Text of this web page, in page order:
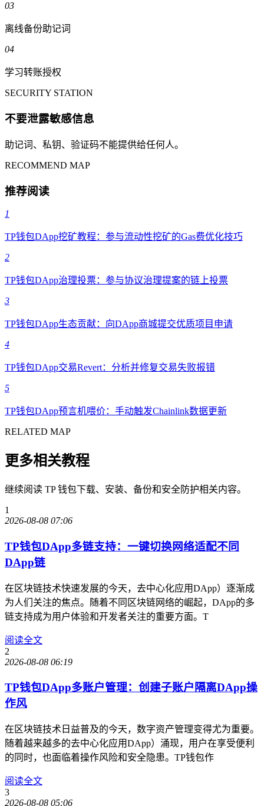
03
离线备份助记词
04
学习转账授权
SECURITY STATION
不要泄露敏感信息
助记词、私钥、验证码不能提供给任何人。
RECOMMEND MAP
推荐阅读
1
TP钱包DApp挖矿教程：参与流动性挖矿的Gas费优化技巧
2
TP钱包DApp治理投票：参与协议治理提案的链上投票
3
TP钱包DApp生态贡献：向DApp商城提交优质项目申请
4
TP钱包DApp交易Revert：分析并修复交易失败报错
5
TP钱包DApp预言机喂价：手动触发Chainlink数据更新
RELATED MAP
更多相关教程
继续阅读 TP 钱包下载、安装、备份和安全防护相关内容。
1
2026-08-08 07:06
TP钱包DApp多链支持：一键切换网络适配不同
DApp链
在区块链技术快速发展的今天，去中心化应用DApp）逐渐成
为人们关注的焦点。随着不同区块链网络的崛起，DApp的多
链支持成为用户体验和开发者关注的重要方面。T
阅读全文
2
2026-08-08 06:19
TP钱包DApp多账户管理：创建子账户隔离DApp操
作风
在区块链技术日益普及的今天，数字资产管理变得尤为重要。
随着越来越多的去中心化应用DApp）涌现，用户在享受便利
的同时，也面临着操作风险和安全隐患。TP钱包作
阅读全文
3
2026-08-08 05:06